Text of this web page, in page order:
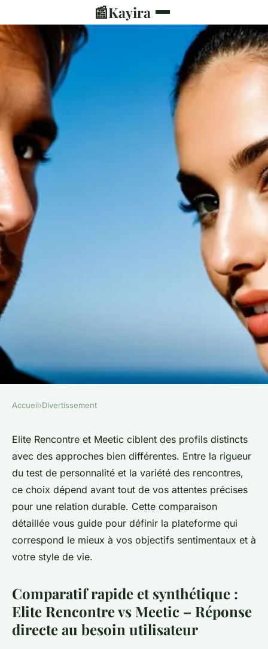
📰Kayira
Elite rencontre ou meetic :
quelle plateforme choisir ?
Anna•13 juillet 2025•6 min de lecture
Accueil›Divertissement
Elite Rencontre et Meetic ciblent des profils distincts
avec des approches bien différentes. Entre la rigueur
du test de personnalité et la variété des rencontres,
ce choix dépend avant tout de vos attentes précises
pour une relation durable. Cette comparaison
détaillée vous guide pour définir la plateforme qui
correspond le mieux à vos objectifs sentimentaux et à
votre style de vie.
Comparatif rapide et synthétique :
Elite Rencontre vs Meetic – Réponse
directe au besoin utilisateur